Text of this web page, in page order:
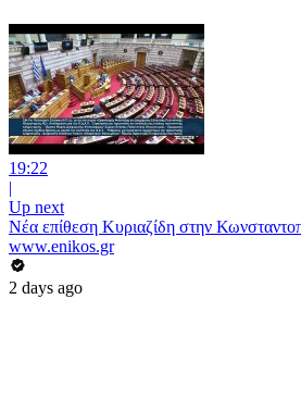
19:22
|
Up next
Νέα επίθεση Κυριαζίδη στην
www.enikos.gr
2 days ago